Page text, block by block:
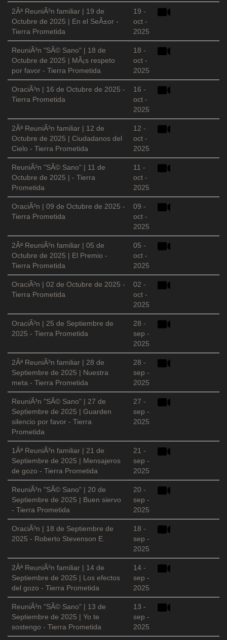
2Âª ReuniÃ³n familiar | 19 de
Octubre de 2025 | En el SeÃ±or -
Tierra Prometida
19 -
oct -
2025
ReuniÃ³n "SÃ© Sano" | 18 de
Octubre de 2025 | MÃ¡s respeto
por favor - Tierra Prometida
18 -
oct -
2025
OraciÃ³n | 16 de Octubre de 2025 -
Tierra Prometida
16 -
oct -
2025
2Âª ReuniÃ³n familiar | 12 de
Octubre de 2025 | Ciudadanos del
Cielo - Tierra Prometida
12 -
oct -
2025
ReuniÃ³n "SÃ© Sano" | 11 de
Octubre de 2025 | - Tierra
Prometida
11 -
oct -
2025
OraciÃ³n | 09 de Octubre de 2025 -
Tierra Prometida
09 -
oct -
2025
2Âª ReuniÃ³n familiar | 05 de
Octubre de 2025 | El Premio -
Tierra Prometida
05 -
oct -
2025
OraciÃ³n | 02 de Octubre de 2025 -
Tierra Prometida
02 -
oct -
2025
OraciÃ³n | 25 de Septiembre de
2025 - Tierra Prometida
28 -
sep -
2025
2Âª ReuniÃ³n familiar | 28 de
Septiembre de 2025 | Nuestra
meta - Tierra Prometida
28 -
sep -
2025
ReuniÃ³n "SÃ© Sano" | 27 de
Septiembre de 2025 | Guarden
silencio por favor - Tierra
Prometida
27 -
sep -
2025
1Âª ReuniÃ³n familiar | 21 de
Septiembre de 2025 | Mensajeros
de gozo - Tierra Prometida
21 -
sep -
2025
ReuniÃ³n "SÃ© Sano" | 20 de
Septiembre de 2025 | Buen siervo
- Tierra Prometida
20 -
sep -
2025
OraciÃ³n | 18 de Septiembre de
2025 - Roberto Stevenson E.
18 -
sep -
2025
2Âª ReuniÃ³n familiar | 14 de
Septiembre de 2025 | Los efectos
del gozo - Tierra Prometida
14 -
sep -
2025
ReuniÃ³n "SÃ© Sano" | 13 de
Septiembre de 2025 | Yo te
sostengo - Tierra Prometida
13 -
sep -
2025